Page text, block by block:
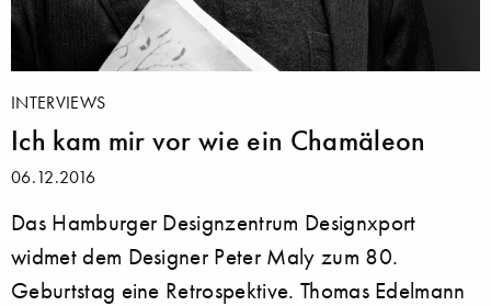
INTERVIEWS
Ich kam mir vor wie ein Chamäleon
06.12.2016
Das Hamburger Designzentrum Designxport
widmet dem Designer Peter Maly zum 80.
Geburtstag eine Retrospektive. Thomas Edelmann